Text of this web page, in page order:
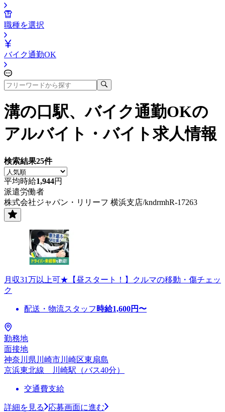
職種を選択
バイク通勤OK
溝の口駅、バイク通勤OKの
アルバイト・バイト求人情報
検索結果25件
平均時給1,944円
派遣労働者
株式会社ジャパン・リリーフ 横浜支店/kndrmhR-17263
月収31万以上可★【昼スタート！】クルマの移動・傷チェッ
ク
配送・物流スタッフ 時給1,600円〜
勤務地
面接地
神奈川県川崎市川崎区東扇島
京浜東北線 川崎駅（バス40分）
交通費支給
詳細を見る
応募画面に進む